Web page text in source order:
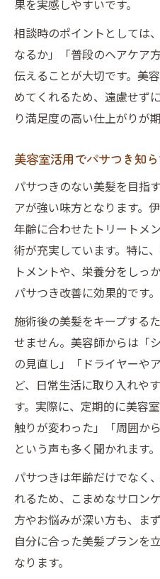
果を実感しやすいです。
相談時のポイントとしては
なるか」「普段のヘアケア
伝えることが大切です。美
めてくれるため、遠慮せず
り満足度の高い仕上がりが
美容室活用でパサつき知
パサつきのない美髪を目指
アが強い味方となります。
年齢に合わせたトリートメ
術が充実しています。特に
トメントや、栄養分をしっ
パサつき改善に効果的です。
施術後の美髪をキープする
せません。美容師からは「
の見直し」「ドライヤーや
ど、日常生活に取り入れや
す。実際に、定期的に美容
触りが変わった」「周囲か
という声も多く聞かれます。
パサつきは年齢だけでなく
れるため、こまめなサロン
方やお悩みが深い方も、ま
自分に合った美髪プランを
なります。